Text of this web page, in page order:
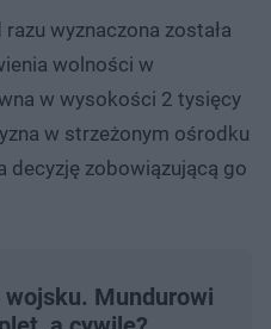
wyznaczona została
wolności w
w wysokości 2 tysięcy
w strzeżonym ośrodku
decyzję zobowiązującą go
wojsku. Mundurowi